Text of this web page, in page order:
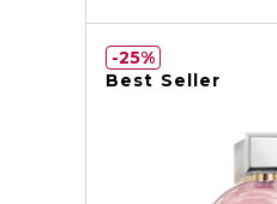
Best Seller
25%